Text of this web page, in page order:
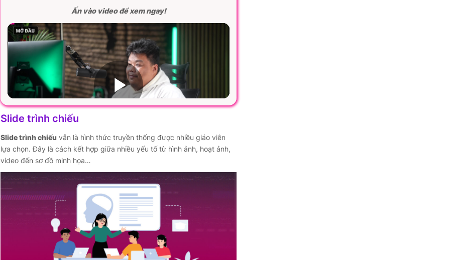
Ấn vào video để xem ngay!
Slide trình chiếu
Slide trình chiếu vẫn là hình thức truyền thống được nhiều giáo viên
lựa chọn. Đây là cách kết hợp giữa nhiều yếu tố từ hình ảnh, hoạt ảnh,
video đến sơ đồ minh họa…